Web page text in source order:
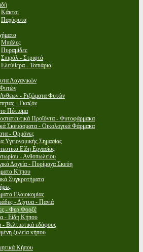
Κάκτοι
Παχύφυτα
Μπάλες
Πυραμίδες
Σπιράλ - Στριφτά
Ελεύθερα - Τοπιάρια
Λαχανικών
- Ριζώματα Φυτών
- Γκαζόν
Πότισμα
Προϊόντα - Φυτοφάρμακα
Σκευάσματα - Οικολογικά Φάρμακα
- Ορμόνες
Υγειονομικής Σημασίας
Είδη Εργασίας
- Ανθοπωλείου
Δοχεία - Πυρίμαχα Σκεύη
Κήπου
Συγκροτήματα
Ελαιοκομίας
- Δίχτυα - Πανιά
- Φερ Φορζέ
- Είδη Κήπου
Βελτιωτικά εδάφους
ξυλεία κήπου
Κήπου